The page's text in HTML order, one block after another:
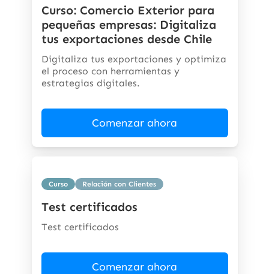
Curso: Comercio Exterior para
pequeñas empresas: Digitaliza
tus exportaciones desde Chile
Digitaliza tus exportaciones y optimiza
el proceso con herramientas y
estrategias digitales.
Comenzar ahora
Curso Relación con Clientes
Test certificados
Test certificados
Comenzar ahora